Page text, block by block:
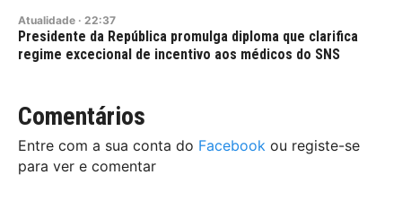
Atualidade · 22:37
Presidente da República promulga diploma que clarifica
regime excecional de incentivo aos médicos do SNS
Comentários
Entre com a sua conta do Facebook ou registe-se
para ver e comentar